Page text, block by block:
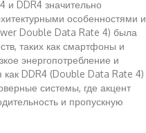
и DDR4 значительно
особенностями и
Double Data Rate 4) была
таких как смартфоны и
энергопотребление и
DDR4 (Double Data Rate 4)
системы, где акцент
и пропускную